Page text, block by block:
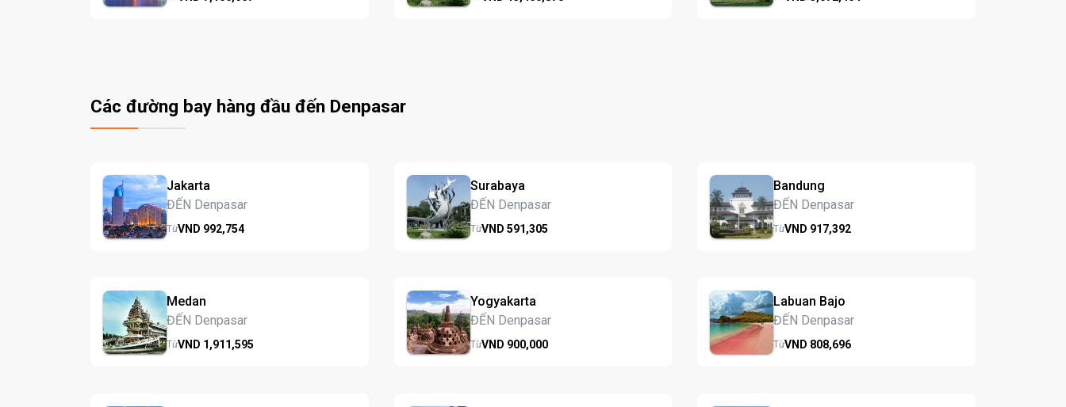
Các đường bay hàng đầu đến Denpasar
Jakarta
ĐẾN Denpasar
TừVND 992,754
Surabaya
ĐẾN Denpasar
TừVND 591,305
Bandung
ĐẾN Denpasar
TừVND 917,392
Medan
ĐẾN Denpasar
TừVND 1,911,595
Yogyakarta
ĐẾN Denpasar
TừVND 900,000
Labuan Bajo
ĐẾN Denpasar
TừVND 808,696